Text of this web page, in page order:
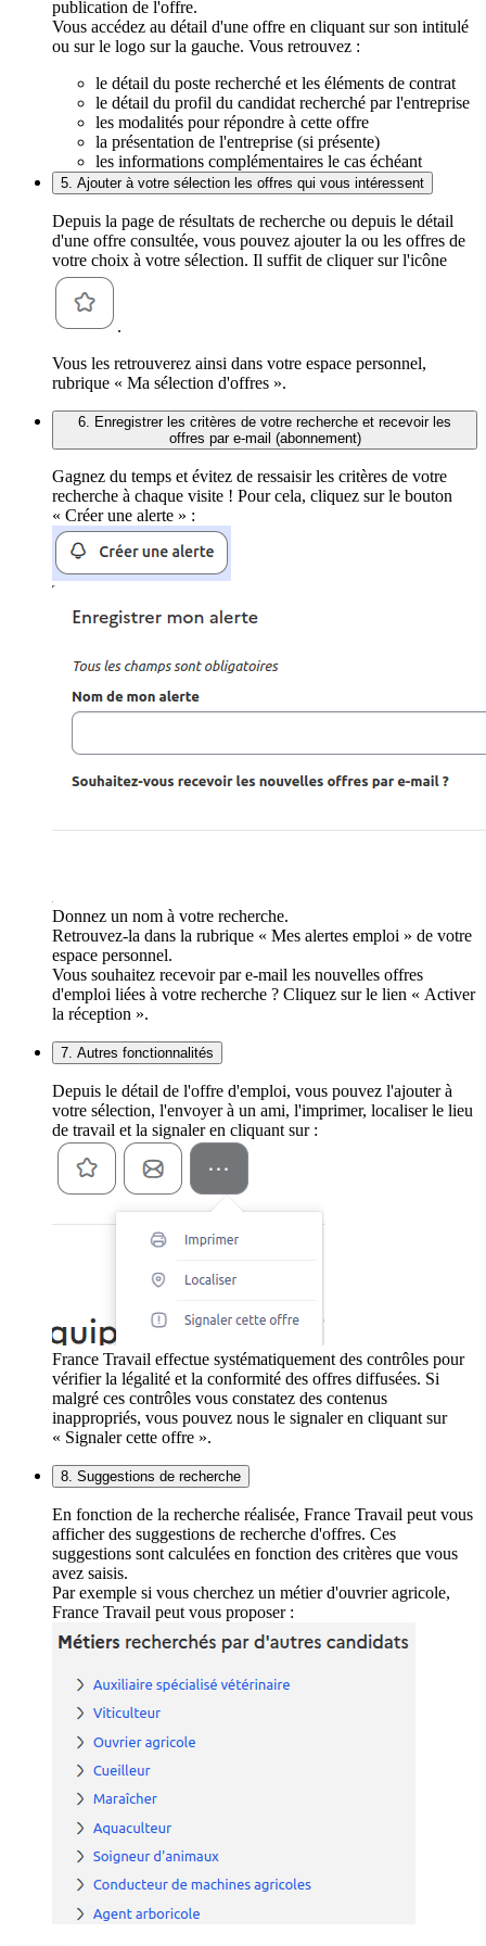
publication de l'offre.
Vous accédez au détail d'une offre en cliquant sur son intitulé
ou sur le logo sur la gauche. Vous retrouvez :
le détail du poste recherché et les éléments de contrat
le détail du profil du candidat recherché par l'entreprise
les modalités pour répondre à cette offre
la présentation de l'entreprise (si présente)
les informations complémentaires le cas échéant
5. Ajouter à votre sélection les offres qui vous intéressent
Depuis la page de résultats de recherche ou depuis le détail
d'une offre consultée, vous pouvez ajouter la ou les offres de
votre choix à votre sélection. Il suffit de cliquer sur l'icône
.
Vous les retrouverez ainsi dans votre espace personnel,
rubrique « Ma sélection d'offres ».
6. Enregistrer les critères de votre recherche et recevoir les
offres par e-mail (abonnement)
Gagnez du temps et évitez de ressaisir les critères de votre
recherche à chaque visite ! Pour cela, cliquez sur le bouton
« Créer une alerte » :
Donnez un nom à votre recherche.
Retrouvez-la dans la rubrique « Mes alertes emploi » de votre
espace personnel.
Vous souhaitez recevoir par e-mail les nouvelles offres
d'emploi liées à votre recherche ? Cliquez sur le lien « Activer
la réception ».
7. Autres fonctionnalités
Depuis le détail de l'offre d'emploi, vous pouvez l'ajouter à
votre sélection, l'envoyer à un ami, l'imprimer, localiser le lieu
de travail et la signaler en cliquant sur :
France Travail effectue systématiquement des contrôles pour
vérifier la légalité et la conformité des offres diffusées. Si
malgré ces contrôles vous constatez des contenus
inappropriés, vous pouvez nous le signaler en cliquant sur
« Signaler cette offre ».
8. Suggestions de recherche
En fonction de la recherche réalisée, France Travail peut vous
afficher des suggestions de recherche d'offres. Ces
suggestions sont calculées en fonction des critères que vous
avez saisis.
Par exemple si vous cherchez un métier d'ouvrier agricole,
France Travail peut vous proposer :